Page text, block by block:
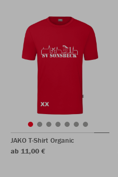
JAKO T-Shirt Organic
ab 11,00 €